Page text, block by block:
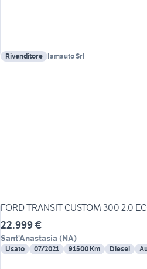
Rivenditore Iamauto Srl
FORD TRANSIT CUSTOM 300 2.0
22.999 €
Sant'Anastasia (NA)
Usato 07/2021 91500 Km Diesel